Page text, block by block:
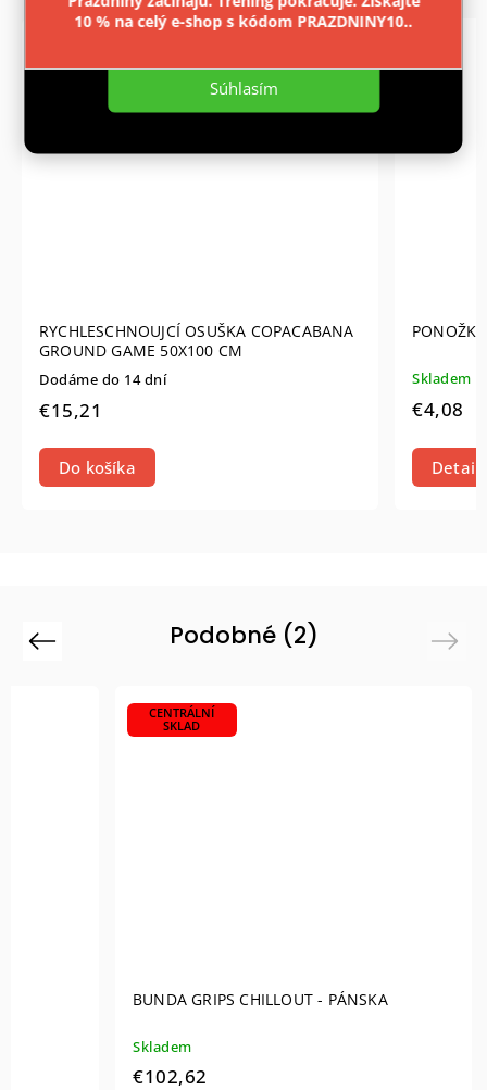
Nastavenie
Súhlasím
10 % na celý e-shop s kódom PRAZDNINY10..
RYCHLESCHNOUJCÍ OSUŠKA COPACABANA
GROUND GAME 50X100 CM
Dodáme do 14 dní
€15,21
Do košíka
Skladem
€4,08
Detail
Podobné (2)
Previous
CENTRÁLNÍ
SKLAD
BUNDA GRIPS CHILLOUT - PÁNSKA
Skladem
€102,62
Next